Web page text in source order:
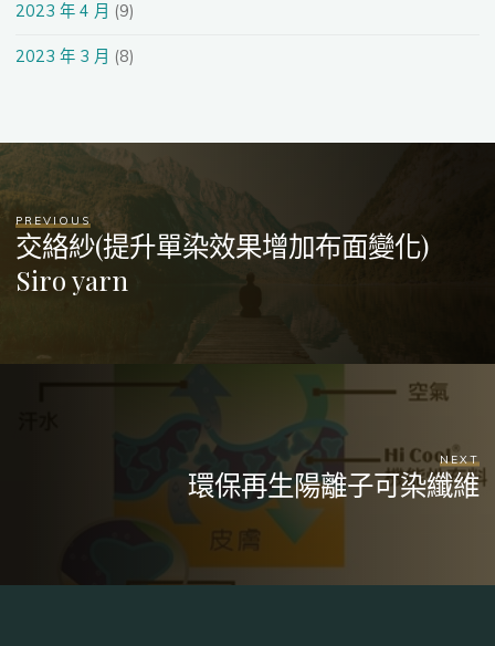
2023 年 4 月 (9)
2023 年 3 月 (8)
PREVIOUS
交絡紗(提升單染效果增加布面變化)
Siro yarn
NEXT
環保再生陽離子可染纖維